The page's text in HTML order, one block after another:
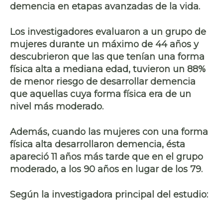
demencia en etapas avanzadas de la vida.
Los investigadores evaluaron a un grupo de
mujeres durante un máximo de 44 años y
descubrieron que las que tenían una forma
física alta a mediana edad, tuvieron un 88%
de menor riesgo de desarrollar demencia
que aquellas cuya forma física era de un
nivel más moderado.
Además, cuando las mujeres con una forma
física alta desarrollaron demencia, ésta
apareció 11 años más tarde que en el grupo
moderado, a los 90 años en lugar de los 79.
Según la investigadora principal del estudio: